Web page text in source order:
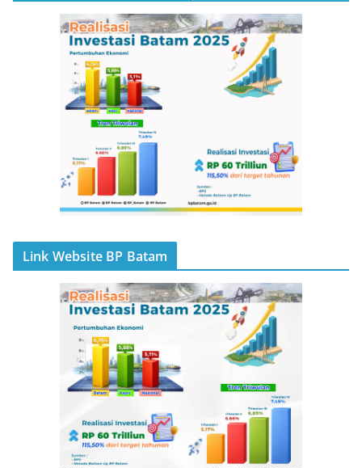
Link Website BP Batam